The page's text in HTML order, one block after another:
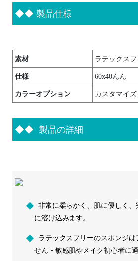
◆◆ 製品仕様
素材 ラテックス
仕様 60x40んん
カラーオプション カスタマイ
◆◆ 製品の詳細
◆ 非常に柔らかく、肌に優しく
に溶け込みます。
◆ ラテックスフリーのスポンジは
せん - 敏感肌やメイク初心者に